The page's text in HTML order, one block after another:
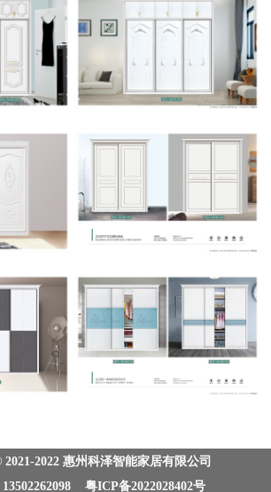
2022 惠州科泽智能家居有限公司
粤ICP备2022028402号